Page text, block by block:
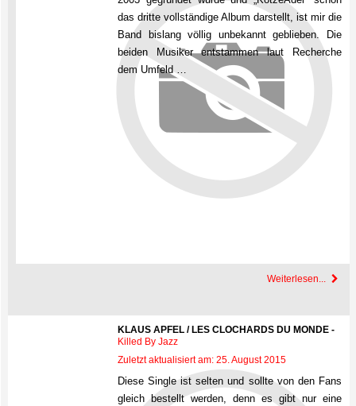
das dritte vollständige Album darstellt, ist mir die
Band bislang völlig unbekannt geblieben. Die
beiden Musiker entstammen laut Recherche
dem Umfeld …
Weiterlesen...
KLAUS APFEL / LES CLOCHARDS DU MONDE -
Killed By Jazz
Zuletzt aktualisiert am: 25. August 2015
Diese Single ist selten und sollte von den Fans
gleich bestellt werden, denn es gibt nur eine